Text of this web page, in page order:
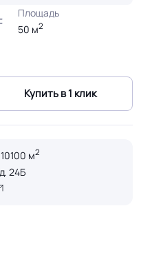
Площадь
50 м2
Купить в 1 клик
10100 м2
24Б